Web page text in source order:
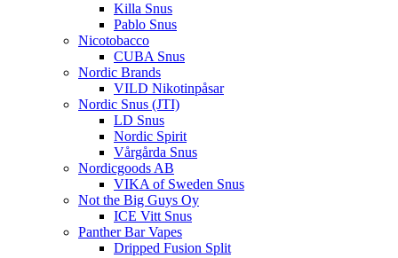
Killa Snus
Pablo Snus
Nicotobacco
CUBA Snus
Nordic Brands
VILD Nikotinpåsar
Nordic Snus (JTI)
LD Snus
Nordic Spirit
Vårgårda Snus
Nordicgoods AB
VIKA of Sweden Snus
Not the Big Guys Oy
ICE Vitt Snus
Panther Bar Vapes
Dripped Fusion Split